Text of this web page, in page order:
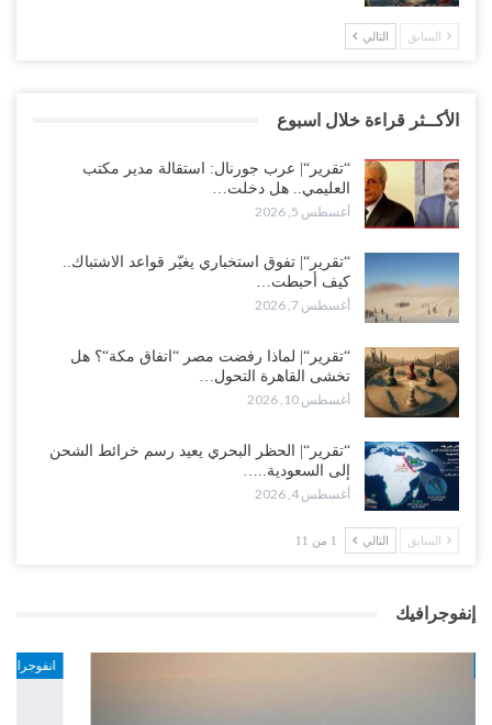
السابق التالي
الأكــثر قراءة خلال اسبوع
“تقرير“| عرب جورنال: استقالة مدير مكتب
العليمي.. هل دخلت…
أغسطس 5, 2026
“تقرير“| تفوق استخباري يغيّر قواعد الاشتباك..
كيف أحبطت…
أغسطس 7, 2026
“تقرير“| لماذا رفضت مصر “اتفاق مكة“؟ هل
تخشى القاهرة التحول…
أغسطس 10, 2026
“تقرير“| الحظر البحري يعيد رسم خرائط الشحن
إلى السعودية..…
أغسطس 4, 2026
السابق التالي 1 من 11
إنفوجرافيك